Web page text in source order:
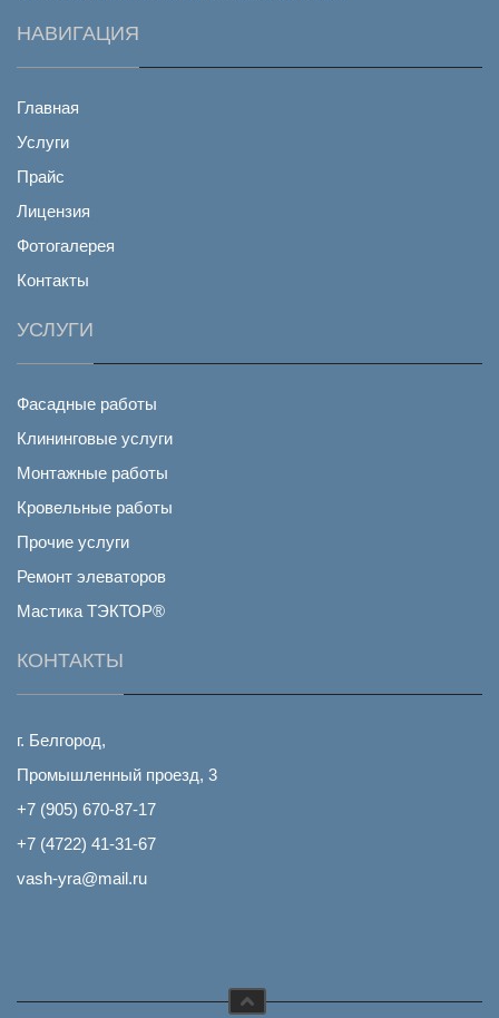
НАВИГАЦИЯ
Главная
Услуги
Прайс
Лицензия
Фотогалерея
Контакты
УСЛУГИ
Фасадные работы
Клининговые услуги
Монтажные работы
Кровельные работы
Прочие услуги
Ремонт элеваторов
Мастика ТЭКТОР®
КОНТАКТЫ
г. Белгород,
Промышленный проезд, 3
+7 (905) 670-87-17
+7 (4722) 41-31-67
vash-yra@mail.ru